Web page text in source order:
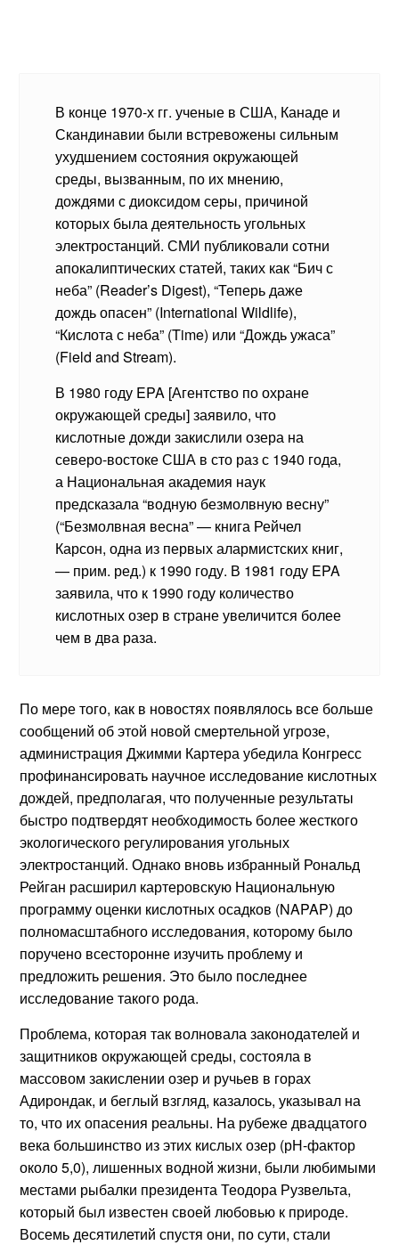
В конце 1970-х гг. ученые в США, Канаде и
Скандинавии были встревожены сильным
ухудшением состояния окружающей
среды, вызванным, по их мнению,
дождями с диоксидом серы, причиной
которых была деятельность угольных
электростанций. СМИ публиковали сотни
апокалиптических статей, таких как “Бич с
неба” (Reader’s Digest), “Теперь даже
дождь опасен” (International Wildlife),
“Кислота с неба” (Time) или “Дождь ужаса”
(Field and Stream).
В 1980 году EPA [Агентство по охране
окружающей среды] заявило, что
кислотные дожди закислили озера на
северо-востоке США в сто раз с 1940 года,
а Национальная академия наук
предсказала “водную безмолвную весну”
(“Безмолвная весна” — книга Рейчел
Карсон, одна из первых алармистских книг,
— прим. ред.) к 1990 году. В 1981 году EPA
заявила, что к 1990 году количество
кислотных озер в стране увеличится более
чем в два раза.
По мере того, как в новостях появлялось все больше
сообщений об этой новой смертельной угрозе,
администрация Джимми Картера убедила Конгресс
профинансировать научное исследование кислотных
дождей, предполагая, что полученные результаты
быстро подтвердят необходимость более жесткого
экологического регулирования угольных
электростанций. Однако вновь избранный Рональд
Рейган расширил картеровскую Национальную
программу оценки кислотных осадков (NAPAP) до
полномасштабного исследования, которому было
поручено всесторонне изучить проблему и
предложить решения. Это было последнее
исследование такого рода.
Проблема, которая так волновала законодателей и
защитников окружающей среды, состояла в
массовом закислении озер и ручьев в горах
Адирондак, и беглый взгляд, казалось, указывал на
то, что их опасения реальны. На рубеже двадцатого
века большинство из этих кислых озер (рН-фактор
около 5,0), лишенных водной жизни, были любимыми
местами рыбалки президента Теодора Рузвельта,
который был известен своей любовью к природе.
Восемь десятилетий спустя они, по сути, стали